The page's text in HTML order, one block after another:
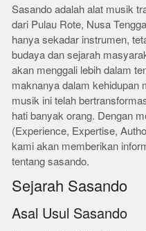
Sasando adalah alat musik
dari Pulau Rote, Nusa
hanya sekadar instrumen,
budaya dan sejarah
akan menggali lebih dalam
maknanya dalam kehidupan
musik ini telah
hati banyak orang. Dengan
(Experience, Expertise,
kami akan memberikan
tentang sasando.
Sejarah Sasando
Asal Usul Sasando